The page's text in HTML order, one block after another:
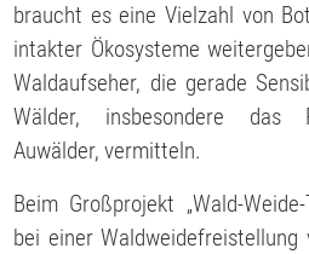
braucht es eine Vielzahl von
intakter Ökosysteme
Waldaufseher, die gerade
Wälder, insbesondere das
Auwälder, vermitteln.
Beim Großprojekt „Wald-
bei einer